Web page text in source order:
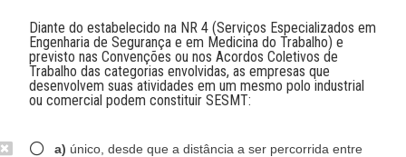
Diante do estabelecido na NR 4 (Serviços Especializados em
Engenharia de Segurança e em Medicina do Trabalho) e
previsto nas Convenções ou nos Acordos Coletivos de
Trabalho das categorias envolvidas, as empresas que
desenvolvem suas atividades em um mesmo polo industrial
ou comercial podem constituir SESMT:
a) único, desde que a distância a ser percorrida entre